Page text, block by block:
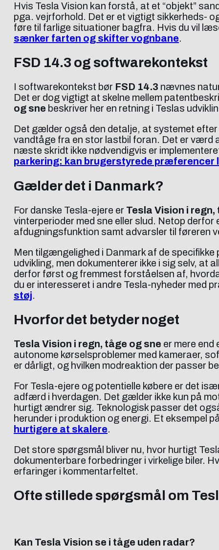
Hvis Tesla Vision kan forstå, at et “objekt”
pga. vejrforhold. Det er et vigtigt sikkerheds-
føre til farlige situationer bagfra. Hvis du vil
sænker farten og skifter vognbane.
FSD 14.3 og softwarekontekst
I softwarekontekst bør FSD 14.3 nævnes
Det er dog vigtigt at skelne mellem
og sne beskriver her en retning i Teslas
Det gælder også den detalje, at systemet
vandtåge fra en stor lastbil foran. Det er værd
næste skridt ikke nødvendigvis er
parkering: kan brugerstyrede præferencer
Gælder det i Danmark?
For danske Tesla-ejere er Tesla Vision i
vinterperioder med sne eller slud. Netop
afdugningsfunktion samt advarsler til føreren
Men tilgængelighed i Danmark af de
udvikling, men dokumenterer ikke i sig selv, at
derfor først og fremmest forståelsen af,
du er interesseret i andre Tesla-nyheder med
støj.
Hvorfor det betyder noget
Tesla Vision i regn, tåge og sne er mere
autonome kørselsproblemer med kameraer,
er dårligt, og hvilken modreaktion der passer
For Tesla-ejere og potentielle købere er det
adfærd i hverdagen. Det gælder ikke kun på
hurtigt ændrer sig. Teknologisk passer det
herunder i produktion og energi. Et eksempel
hurtigere at skalere.
Det store spørgsmål bliver nu, hvor hurtigt
dokumenterbare forbedringer i virkelige biler.
erfaringer i kommentarfeltet.
Ofte stillede spørgsmål om
Kan Tesla Vision se i tåge uden radar?